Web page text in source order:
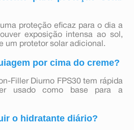
proteção eficaz para o dia a
exposição intensa ao sol,
um protetor solar adicional.
por cima do creme?
Filler Diurno FPS30 tem rápida
usado como base para a
o hidratante diário?